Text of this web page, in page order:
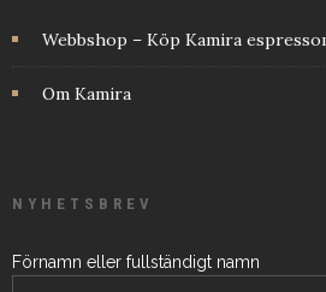
Webbshop – Köp Kamira
Om Kamira
NYHETSBREV
Förnamn eller fullständigt namn